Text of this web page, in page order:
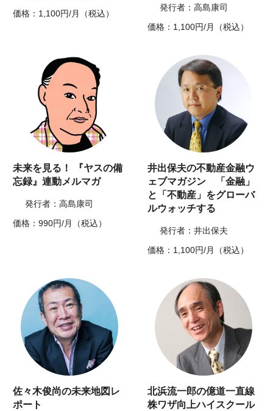
価格：1,100円/月（税込）
発行者：高島康司
価格：1,100円/月（税込）
未来を見る！ 『ヤスの備
忘録』連動メルマガ
発行者：高島康司
価格：990円/月（税込）
井出保夫の不動産金融ウ
ェブマガジン 「金融」
と「不動産」をグローバ
ルウォッチする
発行者：井出保夫
価格：1,100円/月（税込）
佐々木俊尚の未来地図レ
ポート
北浜流一郎の億道一直線
株ワザ向上ハイスクール